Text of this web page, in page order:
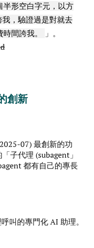
半形空白字元，以方
，驗證過是對就去
間誇我。
」。
創新
07) 最創新的功
子代理 (subagent」
都有自己的專長
叫的專門化 AI 助理。